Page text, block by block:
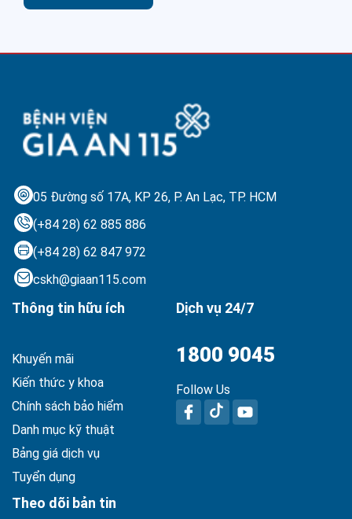
05 Đường số 17A, KP 26, P. An Lạc, TP. HCM
(+84 28) 62 885 886
(+84 28) 62 847 972
cskh@giaan115.com
Thông tin hữu ích
Khuyến mãi
Kiến thức y khoa
Chính sách bảo hiểm
Danh mục kỹ thuật
Bảng giá dịch vụ
Tuyển dụng
Dịch vụ 24/7
1800 9045
Follow Us
Theo dõi bản tin